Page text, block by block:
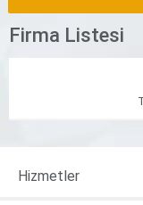
Firma Listesi
Hizmetler